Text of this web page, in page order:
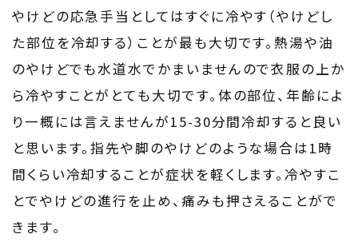
やけどの応急手当としてはすぐに冷やす（やけどし
た部位を冷却する）ことが最も大切です。熱湯や油
のやけどでも水道水でかまいませんので衣服の上か
ら冷やすことがとても大切です。体の部位、年齢によ
り一概には言えませんが15-30分間冷却すると良い
と思います。指先や脚のやけどのような場合は1時
間くらい冷却することが症状を軽くします。冷やすこ
とでやけどの進行を止め、痛みも押さえることがで
きます。